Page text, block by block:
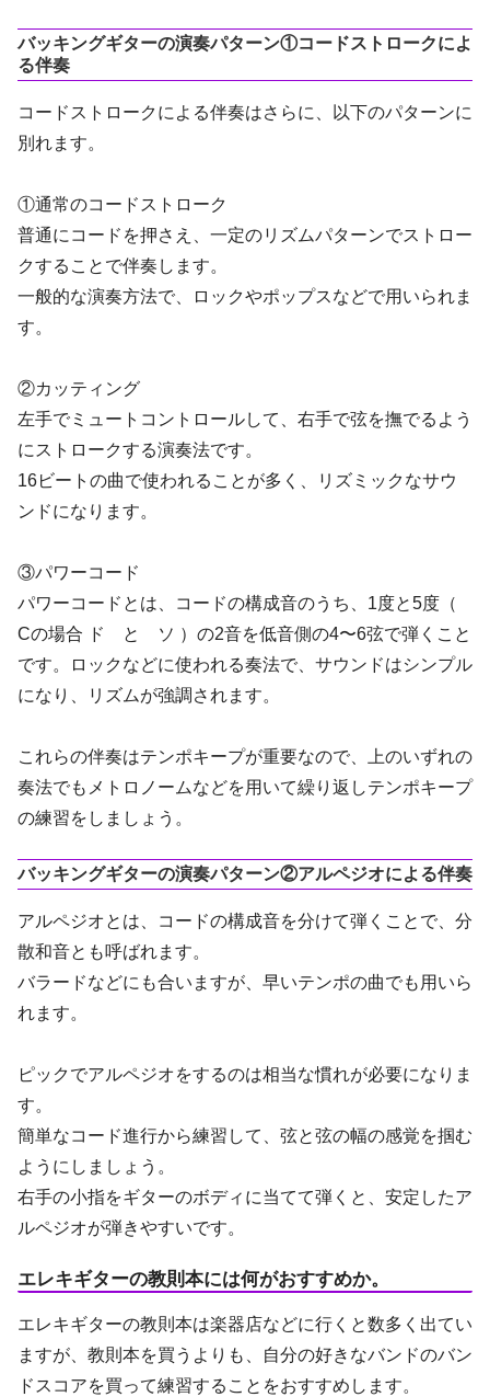
バッキングギターの演奏パターン①コードストロークによ
る伴奏
コードストロークによる伴奏はさらに、以下のパターンに
別れます。
①通常のコードストローク
普通にコードを押さえ、一定のリズムパターンでストロー
クすることで伴奏します。
一般的な演奏方法で、ロックやポップスなどで用いられま
す。
②カッティング
左手でミュートコントロールして、右手で弦を撫でるよう
にストロークする演奏法です。
16ビートの曲で使われることが多く、リズミックなサウ
ンドになります。
③パワーコード
パワーコードとは、コードの構成音のうち、1度と5度（
Cの場合 ド と ソ ）の2音を低音側の4〜6弦で弾くこと
です。ロックなどに使われる奏法で、サウンドはシンプル
になり、リズムが強調されます。
これらの伴奏はテンポキープが重要なので、上のいずれの
奏法でもメトロノームなどを用いて繰り返しテンポキープ
の練習をしましょう。
バッキングギターの演奏パターン②アルペジオによる伴奏
アルペジオとは、コードの構成音を分けて弾くことで、分
散和音とも呼ばれます。
バラードなどにも合いますが、早いテンポの曲でも用いら
れます。
ピックでアルペジオをするのは相当な慣れが必要になりま
す。
簡単なコード進行から練習して、弦と弦の幅の感覚を掴む
ようにしましょう。
右手の小指をギターのボディに当てて弾くと、安定したア
ルペジオが弾きやすいです。
エレキギターの教則本には何がおすすめか。
エレキギターの教則本は楽器店などに行くと数多く出てい
ますが、教則本を買うよりも、自分の好きなバンドのバン
ドスコアを買って練習することをおすすめします。